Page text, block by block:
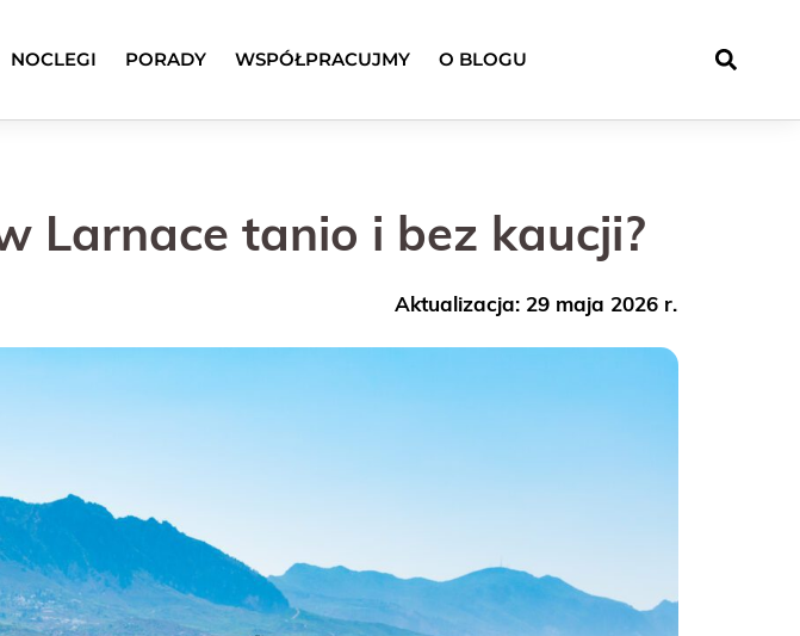
NOCLEGI PORADY WSPÓŁPRACUJMY O BLOGU
Larnace tanio i bez kaucji?
Aktualizacja: 29 maja 2026 r.